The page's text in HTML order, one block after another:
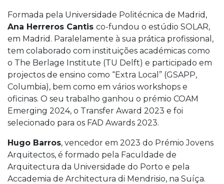
Formada pela Universidade Politécnica de Madrid,
Ana Herreros Cantis co-fundou o estúdio SOLAR,
em Madrid. Paralelamente à sua prática profissional,
tem colaborado com instituições académicas como
o The Berlage Institute (TU Delft) e participado em
projectos de ensino como “Extra Local” (GSAPP,
Columbia), bem como em vários workshops e
oficinas. O seu trabalho ganhou o prémio COAM
Emerging 2024, o Transfer Award 2023 e foi
selecionado para os FAD Awards 2023.
Hugo Barros, vencedor em 2023 do Prémio Jovens
Arquitectos, é formado pela Faculdade de
Arquitectura da Universidade do Porto e pela
Accademia de Architectura di Mendrisio, na Suíça.